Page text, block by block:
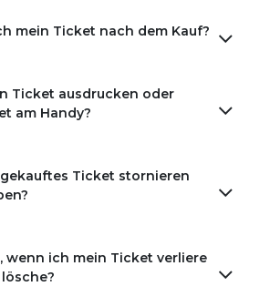
mein Ticket nach dem Kauf?
Ticket ausdrucken oder
am Handy?
Ticket stornieren
wenn ich mein Ticket verliere